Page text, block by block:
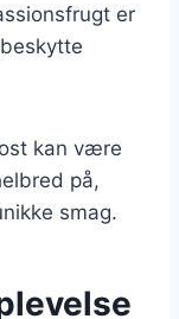
er
kan være
på,
smag.